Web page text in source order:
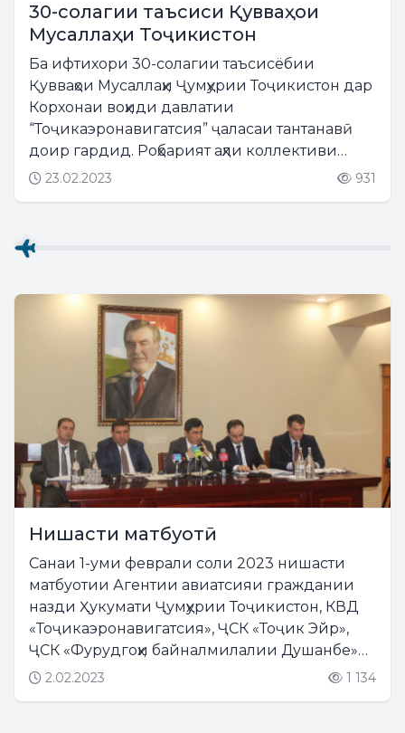
30-солагии таъсиси Қувваҳои
Мусаллаҳи Тоҷикистон
Ба ифтихори 30-солагии таъсисёбии
Қувваҳои Мусаллаҳи Ҷумҳурии Тоҷикистон дар
Корхонаи воҳиди давлатии
“Тоҷикаэронавигатсия” ҷаласаи тантанавӣ
доир гардид. Роҳбарият аҳли коллективи
корхонаро бо ин санаи фархунда табрик
23.02.2023 931
Нишасти матбуотӣ
Санаи 1-уми феврали соли 2023 нишасти
матбуотии Агентии авиатсияи граждании
назди Ҳукумати Ҷумҳурии Тоҷикистон, КВД
«Тоҷикаэронавигатсия», ҶСК «Тоҷик Эйр»,
ҶСК «Фурудгоҳи байналмилалии Душанбе»
оид ба ҷамъбасти соли 2022 баргузор
2.02.2023 1 134